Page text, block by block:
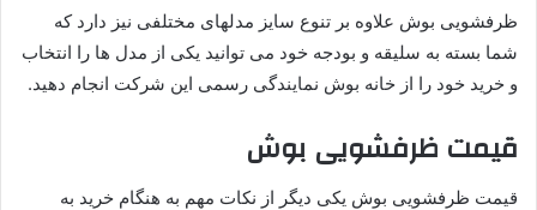
ظرفشویی بوش علاوه بر تنوع سایز مدلهای مختلفی نیز دارد که
شما بسته به سلیقه و بودجه خود می توانید یکی از مدل ها را انتخاب
و خرید خود را از خانه بوش نمایندگی رسمی این شرکت انجام دهید.
قیمت ظرفشویی بوش
قیمت ظرفشویی بوش یکی دیگر از نکات مهم به هنگام خرید به